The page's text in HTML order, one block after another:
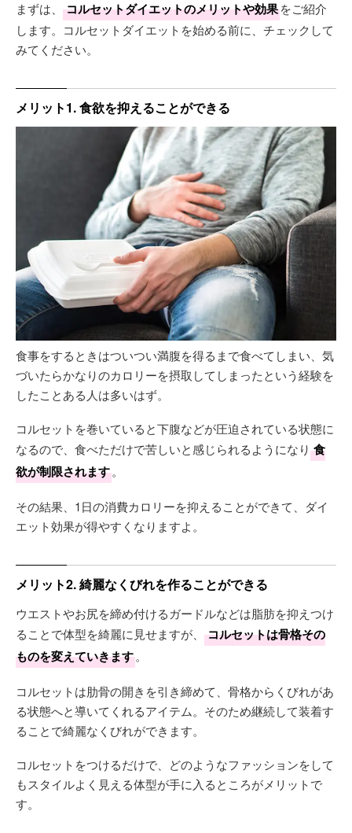
まずは、 コルセットダイエットのメリットや効果をご紹介
します。コルセットダイエットを始める前に、チェックして
みてください。
メリット1. 食欲を抑えることができる
食事をするときはついつい満腹を得るまで食べてしまい、気
づいたらかなりのカロリーを摂取してしまったという経験を
したことある人は多いはず。
コルセットを巻いていると下腹などが圧迫されている状態に
なるので、食べただけで苦しいと感じられるようになり 食
欲が制限されます。
その結果、1日の消費カロリーを抑えることができて、ダイ
エット効果が得やすくなりますよ。
メリット2. 綺麗なくびれを作ることができる
ウエストやお尻を締め付けるガードルなどは脂肪を抑えつけ
ることで体型を綺麗に見せますが、
コルセットは骨格その
ものを変えていきます。
コルセットは肋骨の開きを引き締めて、骨格からくびれがあ
る状態へと導いてくれるアイテム。そのため継続して装着す
ることで綺麗なくびれができます。
コルセットをつけるだけで、どのようなファッションをして
もスタイルよく見える体型が手に入るところがメリットで
す。